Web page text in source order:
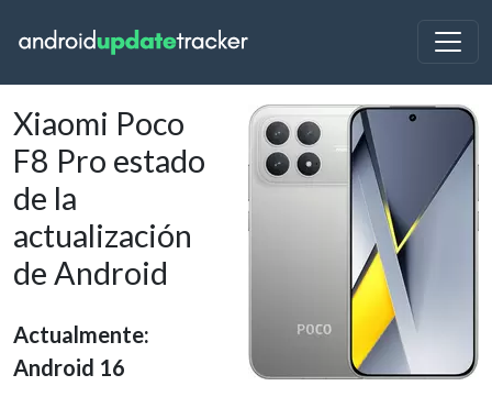
Xiaomi Poco
F8 Pro estado
de la
actualización
de Android
Actualmente:
Android 16